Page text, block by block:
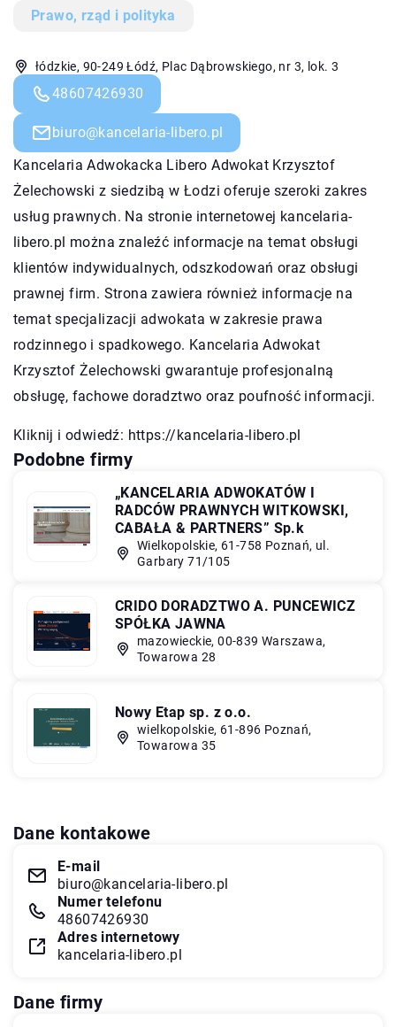
Prawo, rząd i polityka
łódzkie, 90-249 Łódź, Plac Dąbrowskiego, nr 3, lok. 3
48607426930
biuro@kancelaria-libero.pl
Kancelaria Adwokacka Libero Adwokat Krzysztof
Żelechowski z siedzibą w Łodzi oferuje szeroki zakres
usług prawnych. Na stronie internetowej kancelaria-
libero.pl można znaleźć informacje na temat obsługi
klientów indywidualnych, odszkodowań oraz obsługi
prawnej firm. Strona zawiera również informacje na
temat specjalizacji adwokata w zakresie prawa
rodzinnego i spadkowego. Kancelaria Adwokat
Krzysztof Żelechowski gwarantuje profesjonalną
obsługę, fachowe doradztwo oraz poufność informacji.
Kliknij i odwiedź: https://kancelaria-libero.pl
Podobne firmy
„KANCELARIA ADWOKATÓW I
RADCÓW PRAWNYCH WITKOWSKI,
CABAŁA & PARTNERS” Sp.k
Wielkopolskie, 61-758 Poznań, ul.
Garbary 71/105
CRIDO DORADZTWO A. PUNCEWICZ
SPÓŁKA JAWNA
mazowieckie, 00-839 Warszawa,
Towarowa 28
Nowy Etap sp. z o.o.
wielkopolskie, 61-896 Poznań,
Towarowa 35
Dane kontakowe
E-mail
biuro@kancelaria-libero.pl
Numer telefonu
48607426930
Adres internetowy
kancelaria-libero.pl
Dane firmy